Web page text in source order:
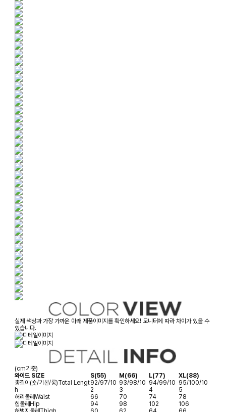
실제 색상과 가장 가까운 아래 제품이미지를 확인하세요! 모니터에 따라 차이가 있을 수
있습니다.
(cm기준)
와이드 SIZE
S(55) M(66) L(77)
XL(88)
총길이(숏/기본/롱)Total Lengt
h
92/97/10
2
93/98/10
3
94/99/10
4
95/100/10
5
허리둘레Waist 66 70 74
78
힙둘레Hip 94 98 102
106